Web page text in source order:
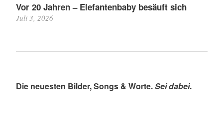
Vor 20 Jahren – Elefantenbaby besäuft sich
Juli 3, 2026
Die neuesten Bilder, Songs & Worte.Sei dabei.